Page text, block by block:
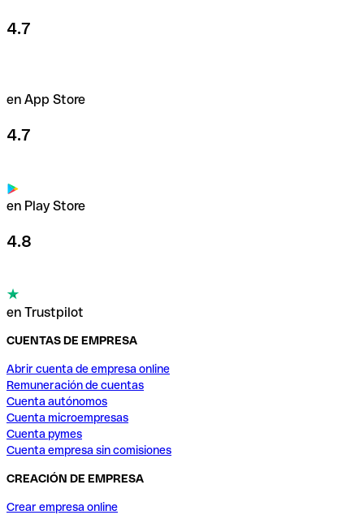
4.7
en App Store
4.7
en Play Store
4.8
en Trustpilot
CUENTAS DE EMPRESA
Abrir cuenta de empresa online
Remuneración de cuentas
Cuenta autónomos
Cuenta microempresas
Cuenta pymes
Cuenta empresa sin comisiones
CREACIÓN DE EMPRESA
Crear empresa online